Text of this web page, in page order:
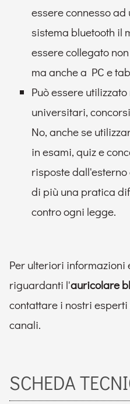
essere connesso ad
sistema bluetooth il
essere collegato
ma anche a PC e
Può essere
universitari,
No, anche se
in esami, quiz e
risposte
di più una pratica
contro ogni legge.
Per ulteriori informazioni
riguardanti l'auricolare
contattare i nostri
canali.
SCHEDA